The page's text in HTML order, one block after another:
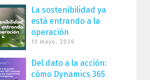
La sostenibilidad ya
está entrando a la
operación
13 mayo, 2026
Del dato a la acción:
cómo Dynamics 365